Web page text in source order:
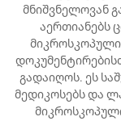
მნიშვნელოვან
აერთიანებს
გადაიღოს. ეს
მედიკოსებს და